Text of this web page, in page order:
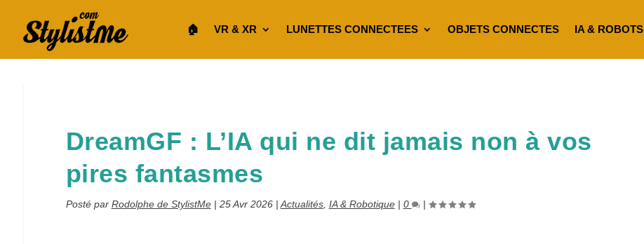
🏠︎ VR & XR LUNETTES CONNECTEES OBJETS CONNECTES IA & ROBOTS
DreamGF : L’IA qui ne dit jamais non à vos
pires fantasmes
Posté par Rodolphe de StylistMe| 25 Avr 2026| Actualités, IA & Robotique| 0 |